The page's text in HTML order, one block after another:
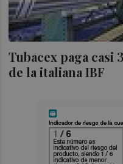
Tubacex paga casi
de la italiana IBF